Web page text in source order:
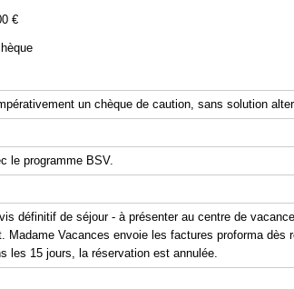
€
un chèque de caution, sans solution
le programme BSV.
définitif de séjour - à présenter au centre de
Madame Vacances envoie les factures proforma dès
les 15 jours, la réservation est annulée.